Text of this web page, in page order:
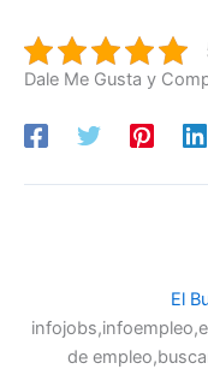
Dale Me Gusta y
El
de